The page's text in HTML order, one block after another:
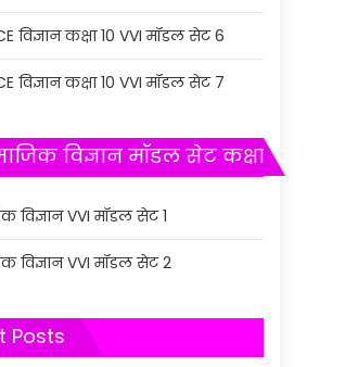
विज्ञान कक्षा 10 VVI मॉडल सेट 6
विज्ञान कक्षा 10 VVI मॉडल सेट 7
विज्ञान मॉडल सेट कक्षा 10
विज्ञान VVI मॉडल सेट 1
विज्ञान VVI मॉडल सेट 2
Posts